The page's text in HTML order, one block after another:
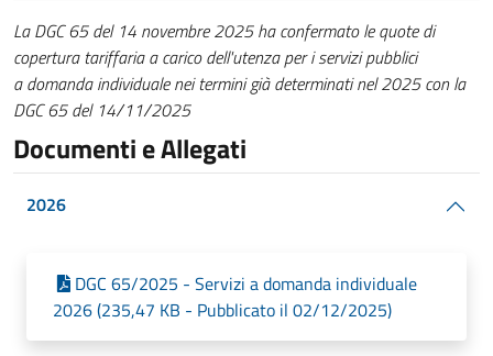
La DGC 65 del 14 novembre 2025 ha confermato le quote di
copertura tariffaria a carico dell'utenza per i servizi pubblici
a domanda individuale nei termini già determinati nel 2025 con la
DGC 65 del 14/11/2025
Documenti e Allegati
2026
DGC 65/2025 - Servizi a domanda individuale
2026 (235,47 KB - Pubblicato il 02/12/2025)